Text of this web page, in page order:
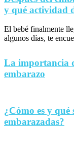
y qué actividad
El bebé finalmente
algunos días, te
La importancia
embarazo
¿Cómo es y qué
embarazadas?